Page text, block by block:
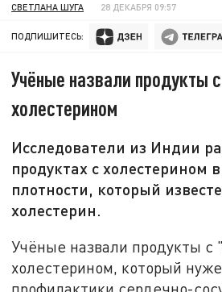
СВЕТЛАНА ШУГА 28 ДЕКАБРЯ 09:57
ПОДПИШИТЕСЬ:
Учёные назвали продукты
холестерином
Исследователи из Индии
продуктах с холестерином
плотности, который
холестерин.
Учёные назвали продукты с
холестерином, который
профилактики сердечно-